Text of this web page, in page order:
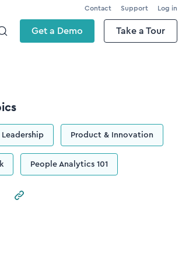
Contact Support Log in
Get a Demo Take a Tour
Leadership Product & Innovation
People Analytics 101